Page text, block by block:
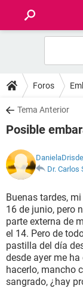
FOROS
SALUD
NUTRICIÓN
BIENESTAR
SEXUALIDAD
GLOSARIO
Foros
Tema Anterior
Posible
DanielaDrisdel
Dr. Carlos
Buenas tardes,
16 de junio, pero
parte externa de
el 14. Pero de
pastilla del día
desde ayer me
hacerlo, mancho
sangrado, ¿hay